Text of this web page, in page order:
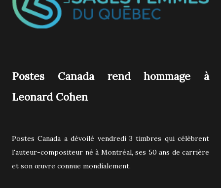
Postes Canada rend hommage à
Leonard Cohen
Postes Canada a dévoilé vendredi 3 timbres qui célèbrent
l'auteur-compositeur né à Montréal, ses 50 ans de carrière
et son œuvre connue mondialement.